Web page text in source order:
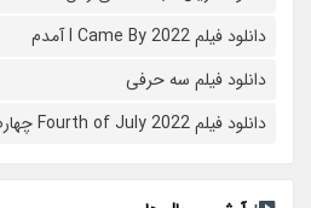
دانلود فیلم I Came By 2022 آمدم
دانلود فیلم سه حرفی
دانلود فیلم Fourth of July 2022 چهارم جولای